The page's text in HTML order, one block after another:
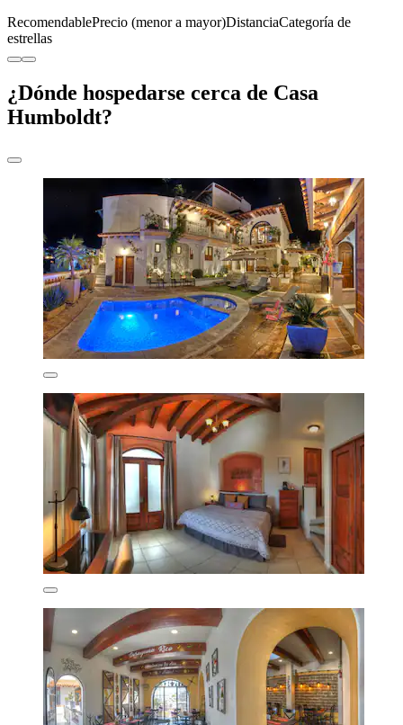
RecomendablePrecio (menor a mayor)DistanciaCategoría de
estrellas
¿Dónde hospedarse cerca de Casa
Humboldt?